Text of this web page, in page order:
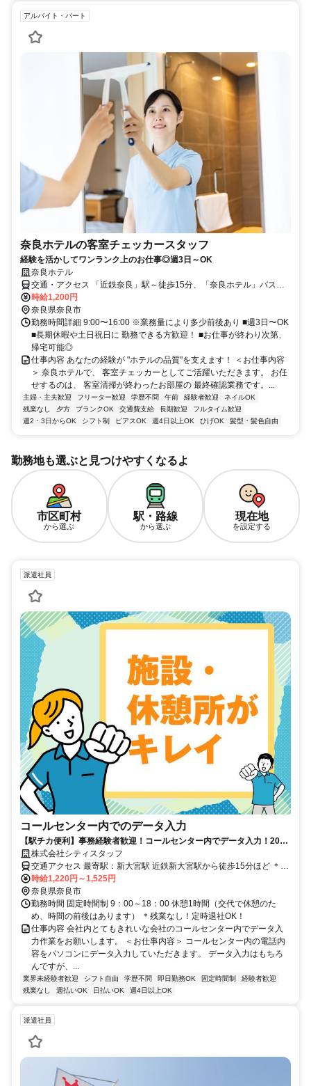
アルバイト・パート
奈良ホテルの客室チェッカースタッフ
経験を活かしてワンランク上のお仕事◎週3日～OK
奈良ホテル
交通・アクセス 「近鉄奈良」駅～徒歩15分、「奈良ホテル」バス停
すぐ
時給1,200円
奈良県奈良市
勤務時間詳細 9:00〜16:00 ※業務量により多少前後あり ■週3日〜OK
■長期休暇や土日祝日に 勤務できる方歓迎！ ■お仕事が終わり次第、
帰宅可能◎
仕事内容 あなたの経験が "ホテルの品質"を支えます！ ＜お仕事内容
＞ 奈良ホテルで、 客室チェッカーとしてご活躍いただきます。 お任
せするのは、 客室清掃が終わったお部屋の 最終確認業務です。...
主婦・主夫歓迎 フリーター歓迎 学歴不問 午前 経験者歓迎
ネイルOK
残業なし
夕方 ブランクOK 交通費支給 長期歓迎
フルタイム歓迎
週2・3日からOK
シフト制 ピアスOK 週4日以上OK ひげOK 髪型・髪色自由
勤務地も選ぶと見つけやすくなるよ
市区町村
から選ぶ
駅・路線
から選ぶ
現在地
を設定する
派遣社員
コールセンター内でのデータ入力
【駅チカ便利】事務経験者歓迎！コールセンター内でデータ入力！20代
～50代活躍中！週3日から可能！時短も相談可！残業なし！
株式会社シティスタッフ
交通アクセス 最寄駅：新大宮駅 近鉄新大宮駅から徒歩15分ほど ＊駅
チカで便利！ ＊奈良市、大和郡山市、生駒市、京都府木津川市など
周辺から通勤しているスタッフ多数がいます。
時給1,220円～1,525円
奈良県奈良市
勤務時間 固定時間制 9：00～18：00 休憩1時間（交代で休憩のた
め、時間の前後はあります） ＊残業なし！定時退社OK！
仕事内容 会社内とてもきれいな会社のコールセンター内でデータ入
力作業をお願いします。 ＜お仕事内容＞ コールセンター内の電話内
容をパソコンにデータ入力していただきます。 データ入力はもちろ
んですが、...
業界未経験者歓迎 シフト自由 学歴不問 即日勤務OK 固定時間制
経験者歓迎
残業なし
週払いOK 日払いOK 週4日以上OK
派遣社員